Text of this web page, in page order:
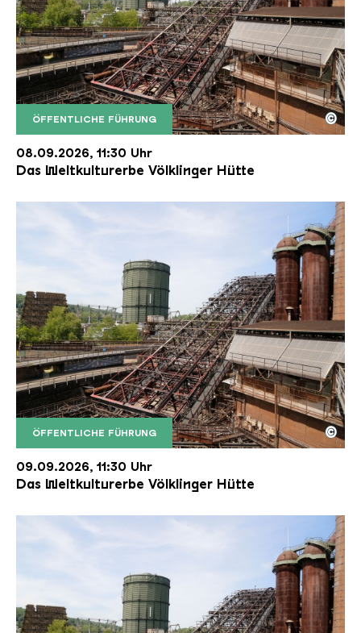
ÖFFENTLICHE FÜHRUNG
Der Erzschrägaufzug der Völklinger Hütte mit
Copyright: Weltkulturerbe Völklinger Hütte | Karl
©
08.09.2026, 11:30 Uhr
Das Weltkulturerbe Völklinger Hütte
ÖFFENTLICHE FÜHRUNG
Der Erzschrägaufzug der Völklinger Hütte mit
Copyright: Weltkulturerbe Völklinger Hütte | Karl
©
09.09.2026, 11:30 Uhr
Das Weltkulturerbe Völklinger Hütte